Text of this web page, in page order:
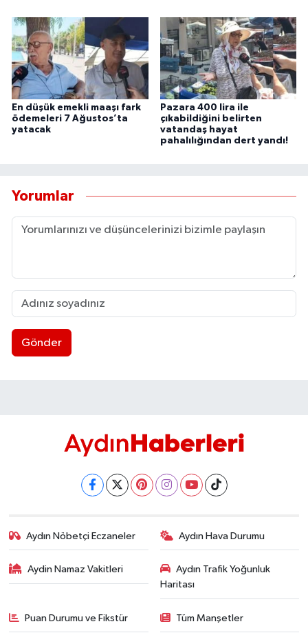
En düşük emekli maaşı fark
ödemeleri 7 Ağustos’ta
yatacak
Pazara 400 lira ile
çıkabildiğini belirten
vatandaş hayat
pahalılığından dert yandı!
Yorumlar
Gönder
Aydın Nöbetçi Eczaneler Aydın Hava Durumu
Aydin Namaz Vakitleri
Aydın Trafik Yoğunluk
Haritası
Puan Durumu ve Fikstür Tüm Manşetler
UŞAK
YURT